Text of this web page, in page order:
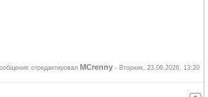
отредактировал MCrenny - Вторник, 23.06.2026, 13:20